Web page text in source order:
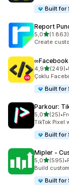
Built for
Report
5,05 yıldız
(1.863)
toplam 1863
Create
4,95 yıldız
(249)
toplam 249 •
Çoklu
Built for
Parkour:
5,05 yıldız
(25)
toplam 25 •
TikTok Pixel
Built for
Mipler ‑
5,05 yıldız
(595)
toplam 595•
Build
Built for